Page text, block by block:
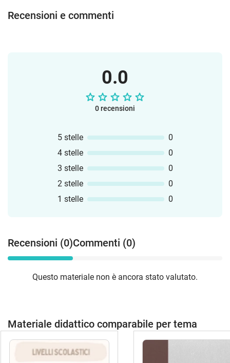
Recensioni e commenti
0.0
0 recensioni
5 stelle
0
4 stelle
0
3 stelle
0
2 stelle
0
1 stelle
0
Recensioni (0)Commenti (0)
Questo materiale non è ancora stato valutato.
Materiale didattico comparabile per tema